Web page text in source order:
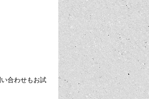
合わせもお試